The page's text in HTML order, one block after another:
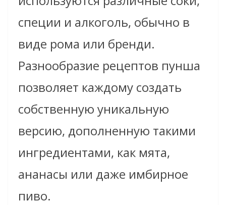
специи и алкоголь, обычно в
виде рома или бренди.
Разнообразие рецептов пунша
позволяет каждому создать
собственную уникальную
версию, дополненную такими
ингредиентами, как мята,
ананасы или даже имбирное
пиво.